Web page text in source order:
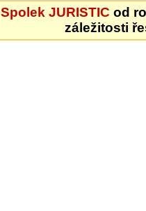
Spolek JURISTIC od
záležitosti